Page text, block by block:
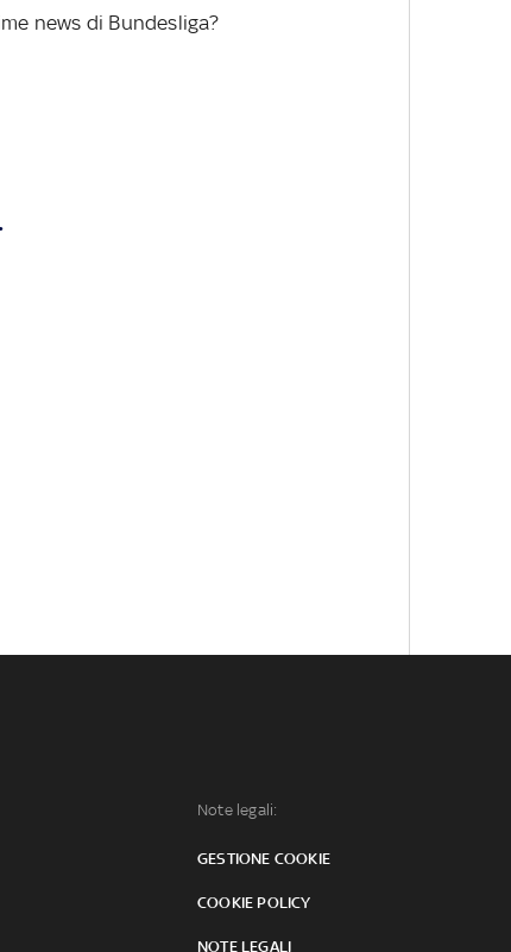
news di Bundesliga?
Note legali:
GESTIONE COOKIE
COOKIE POLICY
NOTE LEGALI